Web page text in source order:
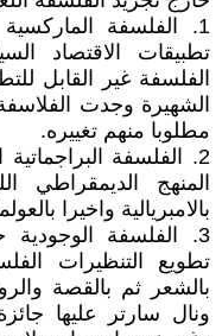
1. الفلسفة
تطبيقات الاقتصاد
الفلسفة غير القابل
الشهيرة وجدت
مطلوبا منهم تغييره.
2. الفلسفة
المنهج الديمقراطي
بالامبريالية واخيرا
3. الفلسفة
تطويع التنظيرات
بالشعر ثم بالقصة
ونال سارتر عليها